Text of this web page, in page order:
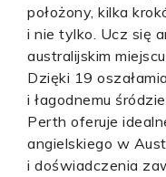
położony, kilka
i nie tylko. Ucz się
australijskim
Dzięki 19
i łagodnemu
Perth oferuje
angielskiego w
i doświadczenia